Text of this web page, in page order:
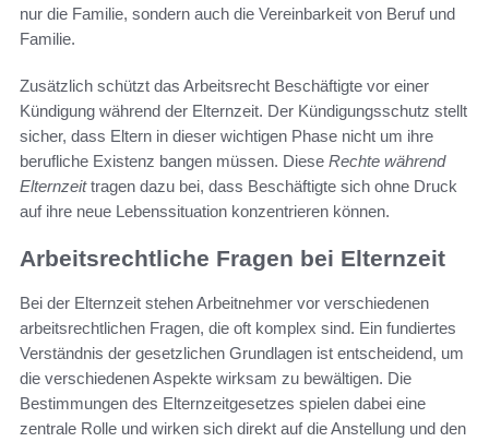
nur die Familie, sondern auch die Vereinbarkeit von Beruf und
Familie.
Zusätzlich schützt das Arbeitsrecht Beschäftigte vor einer
Kündigung während der Elternzeit. Der Kündigungsschutz stellt
sicher, dass Eltern in dieser wichtigen Phase nicht um ihre
berufliche Existenz bangen müssen. Diese Rechte während
Elternzeittragen dazu bei, dass Beschäftigte sich ohne Druck
auf ihre neue Lebenssituation konzentrieren können.
Arbeitsrechtliche Fragen bei Elternzeit
Bei der Elternzeit stehen Arbeitnehmer vor verschiedenen
arbeitsrechtlichen Fragen, die oft komplex sind. Ein fundiertes
Verständnis der gesetzlichen Grundlagen ist entscheidend, um
die verschiedenen Aspekte wirksam zu bewältigen. Die
Bestimmungen des Elternzeitgesetzes spielen dabei eine
zentrale Rolle und wirken sich direkt auf die Anstellung und den